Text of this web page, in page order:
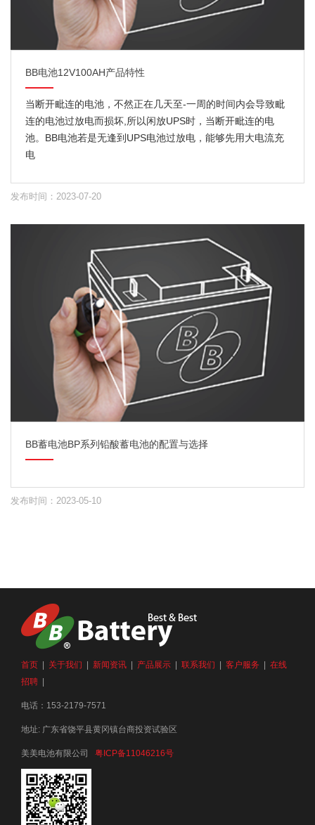
BB电池12V100AH产品特性
当断开毗连的电池，不然正在几天至-一周的时间内会导致毗
连的电池过放电而损坏,所以闲放UPS时，当断开毗连的电
池。BB电池若是无逢到UPS电池过放电，能够先用大电流充
电
发布时间：2023-07-20
BB蓄电池BP系列铅酸蓄电池的配置与选择
发布时间：2023-05-10
首页 | 关于我们 | 新闻资讯 | 产品展示 | 联系我们 | 客户服务 | 在线
招聘 |
电话：153-2179-7571
地址: 广东省饶平县黄冈镇台商投资试验区
美美电池有限公司 粤ICP备11046216号